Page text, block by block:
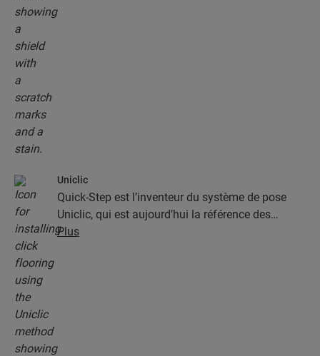
Uniclic
Quick-Step est l’inventeur du système de pose
Uniclic, qui est aujourd’hui la référence des
systèmes de pose par encliquetage. Utilisez le
Plus